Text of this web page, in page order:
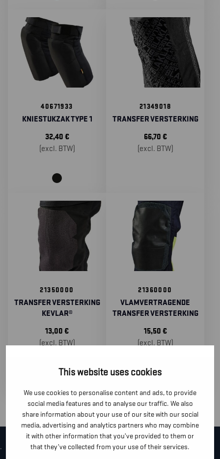
This website uses cookies
We use cookies to personalise content and ads, to provide
social media features and to analyse our traffic. We also
share information about your use of our site with our social
media, advertising and analytics partners who may combine
it with other information that you’ve provided to them or
that they’ve collected from your use of their services.
40671933
KNIESTUKZAK TYPE 1
32,40 €
(excl. BTW)
21349018
TRANSFER VERSTERKING
66,70 €
(excl. BTW)
21350000
TRANSFER VERSTERKING
KEVLAR®
13,00 €
(excl. BTW)
21360000
VLAMVERTRAGENDE
TRANSFER VERSTERKING
15,50 €
(excl. BTW)
.